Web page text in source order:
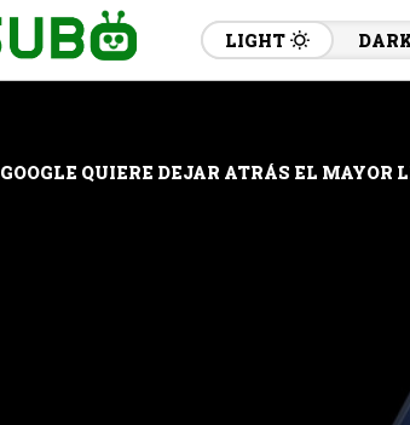
LIGHT
GOOGLE QUIERE DEJAR ATRÁS EL